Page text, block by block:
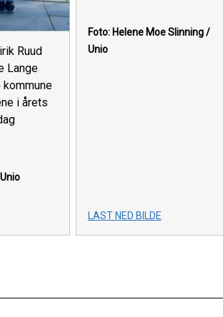
Ruud
Lange
kommune
i årets
Foto: Helene Moe Slinning /
Unio
LAST NED BILDE